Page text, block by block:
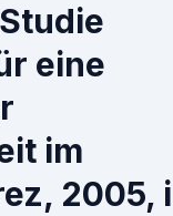
eine
im
2005,